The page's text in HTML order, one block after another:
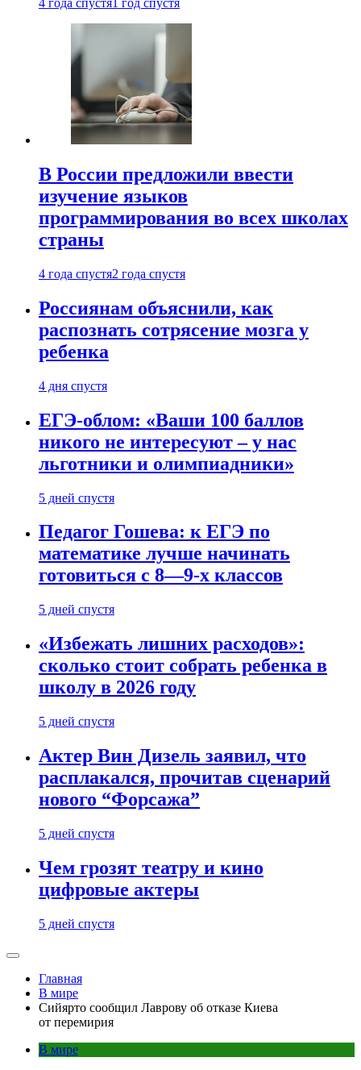
4 года спустя 1 год спустя
В России предложили ввести
изучение языков
программирования во всех школах
страны
4 года спустя2 года спустя
Россиянам объяснили, как
распознать сотрясение мозга у
ребенка
4 дня спустя
ЕГЭ-облом: «Ваши 100 баллов
никого не интересуют – у нас
льготники и олимпиадники»
5 дней спустя
Педагог Гошева: к ЕГЭ по
математике лучше начинать
готовиться с 8—9-х классов
5 дней спустя
«Избежать лишних расходов»:
сколько стоит собрать ребенка в
школу в 2026 году
5 дней спустя
Актер Вин Дизель заявил, что
расплакался, прочитав сценарий
нового “Форсажа”
5 дней спустя
Чем грозят театру и кино
цифровые актеры
5 дней спустя
Главная
В мире
Сийярто сообщил Лаврову об отказе Киева
от перемирия
В мире